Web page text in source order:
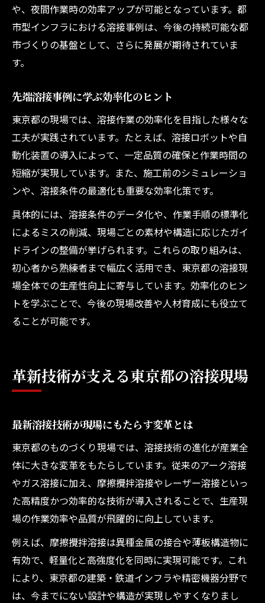
や、夜間作業時の効率アップが可能となっています。都
市型インフラにおける溶接事例は、今後の持続可能な都
市づくりの基盤として、さらに発展が期待されていま
す。
先端溶接事例に学ぶ効率化のヒント
東京都の現場では、溶接作業の効率化を目指した様々な
工夫が実践されています。たとえば、溶接ロボットや自
動化装置の導入によって、一定品質の確保と作業時間の
短縮が実現しています。また、施工前のシミュレーショ
ンや、溶接条件の最適化も重要な効率化策です。
具体的には、溶接条件のデータ化や、作業手順の標準化
によるミスの削減、現場ごとの素材や構造に応じたガイ
ドラインの整備が挙げられます。これらの取り組みは、
初心者から熟練者まで幅広く活用でき、東京都の溶接現
場全体での生産性向上に寄与しています。効率化のヒン
トを学ぶことで、今後の現場改善や人材育成にも役立て
ることが可能です。
革新技術が支える東京都の溶接現場
最新溶接技術が現場にもたらす変革とは
東京都のものづくり現場では、溶接技術の進化が産業全
体に大きな変革をもたらしています。従来のアーク溶接
やガス溶接に加え、摩擦攪拌溶接やレーザー溶接といっ
た高精度かつ効率的な技術が導入されることで、生産現
場の作業効率や品質が飛躍的に向上しています。
例えば、摩擦攪拌溶接は異種金属の接合や薄板構造物に
有効で、軽量化と高強度化を同時に実現可能です。これ
により、東京都の建築・鉄道インフラや精密機器分野で
は、今までにない設計や構造が実現しやすくなりまし